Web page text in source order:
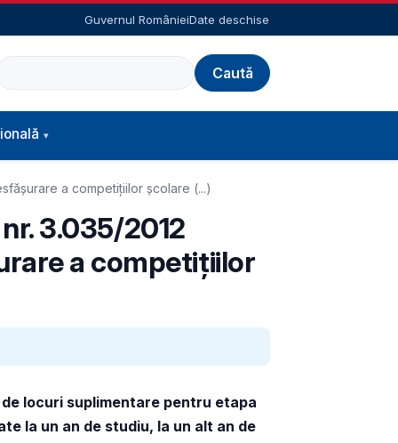
Guvernul RomânieiDate deschise
a competițiilor școlare (...)
3.035/2012
a competițiilor
locuri suplimentare pentru etapa
la un an de studiu, la un alt an de